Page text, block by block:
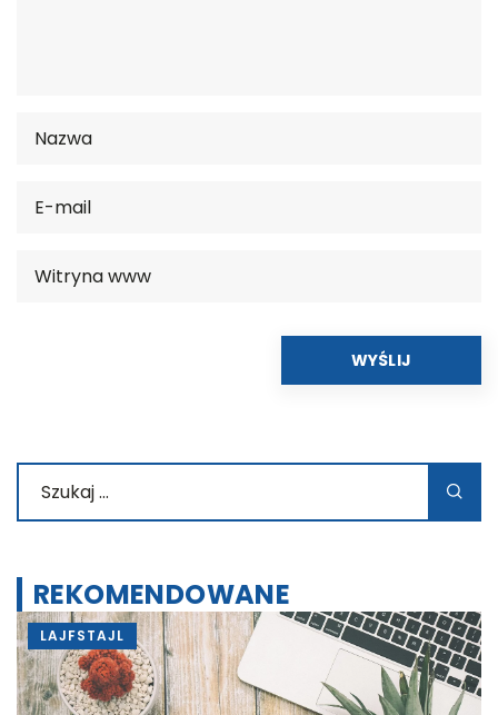
REKOMENDOWANE
LAJFSTAJL